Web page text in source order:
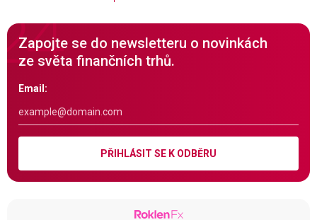
Zapojte se do newsletteru o novinkách
ze světa finančních trhů.
Email:
PŘIHLÁSIT SE K ODBĚRU